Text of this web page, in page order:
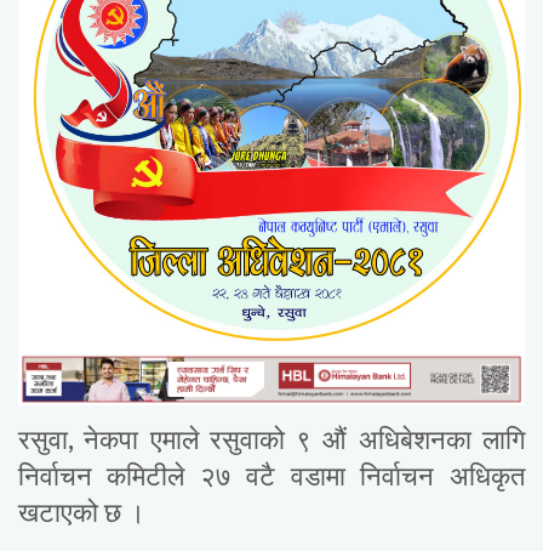
रसुवा, नेकपा एमाले रसुवाको ९ औं अधिबेशनका लागि
निर्वाचन कमिटीले २७ वटै वडामा निर्वाचन अधिकृत
खटाएको छ ।